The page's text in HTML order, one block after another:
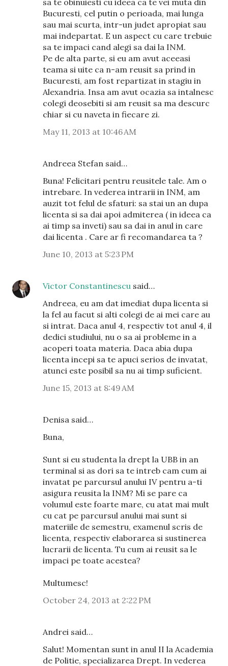
sa te obinuiesti cu ideea ca te vei muta din
Bucuresti, cel putin o perioada, mai lunga
sau mai scurta, intr-un judet apropiat sau
mai indepartat. E un aspect cu care trebuie
sa te impaci cand alegi sa dai la INM.
Pe de alta parte, si eu am avut aceeasi
teama si uite ca n-am reusit sa prind in
Bucuresti, am fost repartizat in stagiu in
Alexandria. Insa am avut ocazia sa intalnesc
colegi deosebiti si am reusit sa ma descurc
chiar si cu naveta in fiecare zi.
May 11, 2013 at 10:46 AM
Andreea Stefan said…
Buna! Felicitari pentru reusitele tale. Am o
intrebare. In vederea intrarii in INM, am
auzit tot felul de sfaturi: sa stai un an dupa
licenta si sa dai apoi admiterea ( in ideea ca
ai timp sa inveti) sau sa dai in anul in care
dai licenta . Care ar fi recomandarea ta ?
June 10, 2013 at 5:23 PM
Victor Constantinescu said…
Andreea, eu am dat imediat dupa licenta si
la fel au facut si alti colegi de ai mei care au
si intrat. Daca anul 4, respectiv tot anul 4, il
dedici studiului, nu o sa ai probleme in a
acoperi toata materia. Daca abia dupa
licenta incepi sa te apuci serios de invatat,
atunci este posibil sa nu ai timp suficient.
June 15, 2013 at 8:49 AM
Denisa said…
Buna,
Sunt si eu studenta la drept la UBB in an
terminal si as dori sa te intreb cam cum ai
invatat pe parcursul anului IV pentru a-ti
asigura reusita la INM? Mi se pare ca
volumul este foarte mare, cu atat mai mult
cu cat pe parcursul anului mai sunt si
materiile de semestru, examenul scris de
licenta, respectiv elaborarea si sustinerea
lucrarii de licenta. Tu cum ai reusit sa le
impaci pe toate acestea?
Multumesc!
October 24, 2013 at 2:22 PM
Andrei said…
Salut! Momentan sunt in anul II la Academia
de Politie, specializarea Drept. In vederea